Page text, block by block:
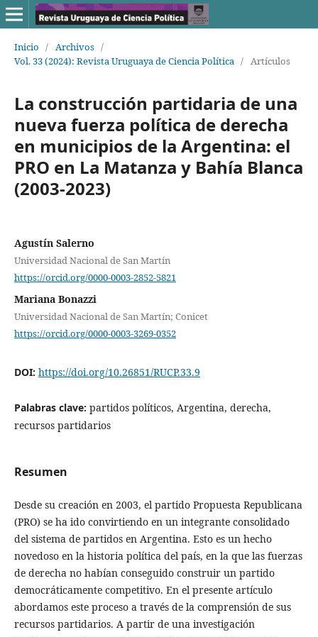
Inicio / Archivos /
Vol. 33 (2024): Revista Uruguaya de Ciencia Política / Artículos
La construcción partidaria de una
nueva fuerza política de derecha
en municipios de la Argentina: el
PRO en La Matanza y Bahía Blanca
(2003-2023)
Agustín Salerno
Universidad Nacional de San Martín
https://orcid.org/0000-0003-2852-5821
Mariana Bonazzi
Universidad Nacional de San Martín; Conicet
https://orcid.org/0000-0003-3269-0352
DOI: https://doi.org/10.26851/RUCP.33.9
Palabras clave: partidos políticos, Argentina, derecha,
recursos partidarios
Resumen
Desde su creación en 2003, el partido Propuesta Republicana
(PRO) se ha ido convirtiendo en un integrante consolidado
del sistema de partidos en Argentina. Esto es un hecho
novedoso en la historia política del país, en la que las fuerzas
de derecha no habían conseguido construir un partido
democráticamente competitivo. En el presente artículo
abordamos este proceso a través de la comprensión de sus
recursos partidarios. A partir de una investigación